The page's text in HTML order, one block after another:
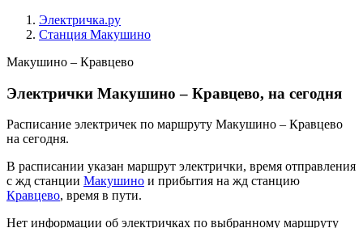
Электричка.ру
Станция Макушино
Макушино – Кравцево
Электрички Макушино – Кравцево, на сегодня
Расписание электричек по маршруту Макушино – Кравцево
на сегодня.
В расписании указан маршрут электрички, время отправления
с жд станции Макушино и прибытия на жд станцию
Кравцево, время в пути.
Нет информации об электричках по выбранному маршруту